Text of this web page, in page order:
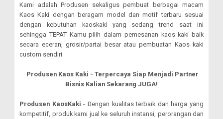
Kami adalah Produsen sekaligus pembuat berbagai macam
Kaos Kaki dengan beragam model dan motif terbaru sesuai
dengan kebutuhan kaoskaki yang sedang trend saat ini
sehingga TEPAT Kamu pilih dalam pemesanan kaos kaki baik
secara eceran, grosir/partai besar atau pembuatan Kaos kaki
custom sendiri.
Produsen Kaos Kaki - Terpercaya Siap Menjadi Partner
Bisnis Kalian Sekarang JUGA!
Produsen KaosKaki - Dengan kualitas terbaik dan harga yang
kompetitif, produk kami jual ke seluruh instansi, perorangan dan